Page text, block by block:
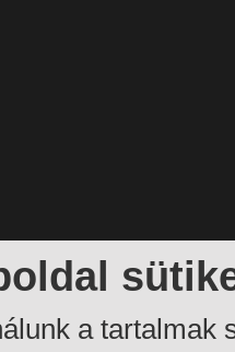
a tartalmak